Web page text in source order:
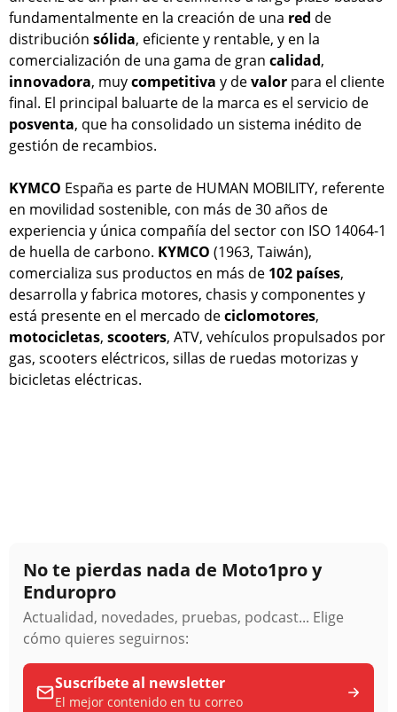
fundamentalmente en la creación de una red de
distribución sólida, eficiente y rentable, y en la
comercialización de una gama de gran calidad,
innovadora, muycompetitiva y devalor para el cliente
final. El principal baluarte de la marca es el servicio de
posventa, que ha consolidado un sistema inédito de
gestión de recambios.
KYMCO España es parte de HUMAN MOBILITY, referente
en movilidad sostenible, con más de 30 años de
experiencia y única compañía del sector con ISO 14064-1
de huella de carbono. KYMCO (1963, Taiwán),
comercializa sus productos en más de 102 países,
desarrolla y fabrica motores, chasis y componentes y
está presente en el mercado deciclomotores,
motocicletas, scooters, ATV, vehículos propulsados por
gas, scooters eléctricos, sillas de ruedas motorizas y
bicicletas eléctricas.
No te pierdas nada de Moto1pro y
Enduropro
Actualidad, novedades, pruebas, podcast... Elige
cómo quieres seguirnos:
Suscríbete al newsletter
El mejor contenido en tu correo